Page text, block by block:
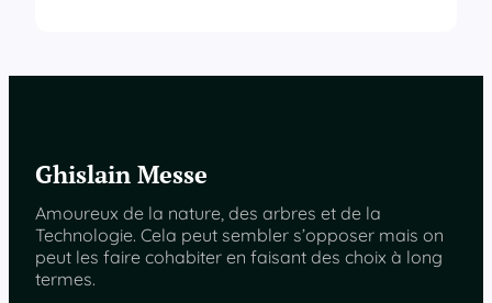
Ghislain Messe
Amoureux de la nature, des arbres et de la
Technologie. Cela peut sembler s’opposer mais on
peut les faire cohabiter en faisant des choix à long
termes.